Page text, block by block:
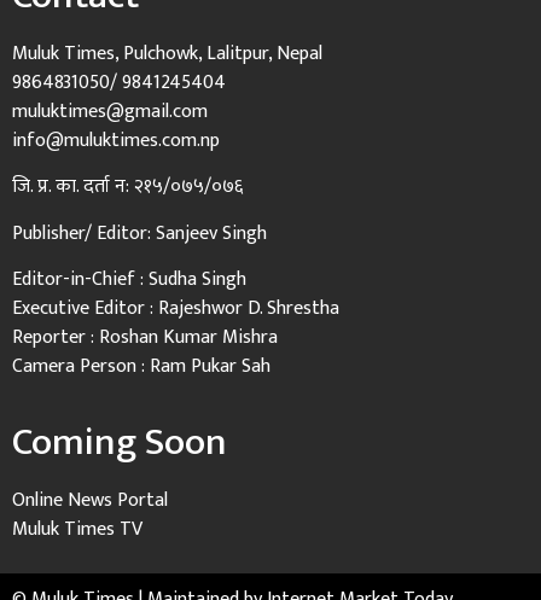
Muluk Times, Pulchowk, Lalitpur, Nepal
9864831050/ 9841245404
muluktimes@gmail.com
info@muluktimes.com.np
जि. प्र. का. दर्ता न: २१५/०७५/०७६
Publisher/ Editor: Sanjeev Singh
Editor-in-Chief : Sudha Singh
Executive Editor : Rajeshwor D. Shrestha
Reporter : Roshan Kumar Mishra
Camera Person : Ram Pukar Sah
Coming Soon
Online News Portal
Muluk Times TV